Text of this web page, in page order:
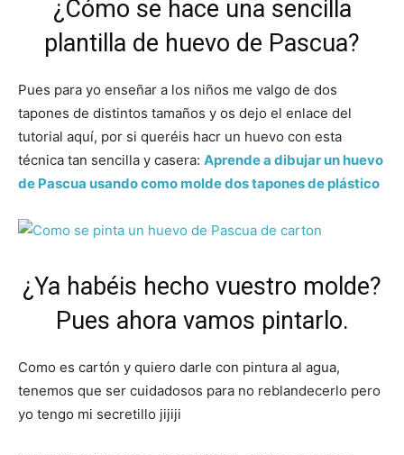
¿Cómo se hace una sencilla
plantilla de huevo de Pascua?
Pues para yo enseñar a los niños me valgo de dos
tapones de distintos tamaños y os dejo el enlace del
tutorial aquí, por si queréis hacr un huevo con esta
técnica tan sencilla y casera: Aprende a dibujar un huevo
de Pascua usando como molde dos tapones de plástico
¿Ya habéis hecho vuestro molde?
Pues ahora vamos pintarlo.
Como es cartón y quiero darle con pintura al agua,
tenemos que ser cuidadosos para no reblandecerlo pero
yo tengo mi secretillo jijiji